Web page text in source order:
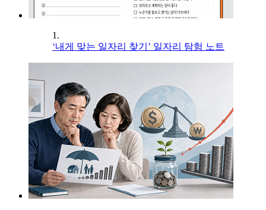
1.
‘내게 맞는 일자리 찾기’ 일자리 탐험 노트